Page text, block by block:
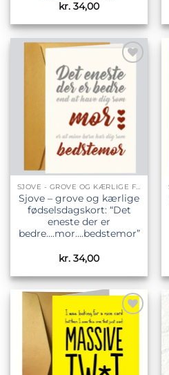
kr. 34,00
Tilføj til
ønskeliste
SJOVE - GROVE OG KÆRLIGE FØDSELSDAGSKORT
Sjove – grove og kærlige
fødselsdagskort: “Det
eneste der er
bedre….mor….bedstemor”
kr. 34,00
Tilføj til
ønskeliste